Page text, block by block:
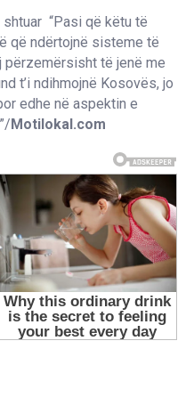
“Pasi që këtu të
që ndërtojnë sisteme të
të jenë me
t’i ndihmojnë Kosovës, jo
edhe në aspektin e
Motilokal.com